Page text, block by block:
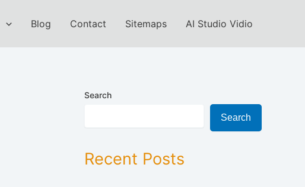
Blog Contact Sitemaps AI Studio Vidio
Search
Search
Recent Posts